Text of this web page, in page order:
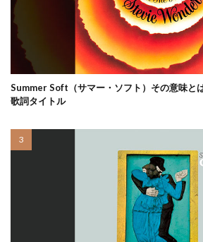
Summer Soft（サマー・ソフト）その意味と
歌詞タイトル